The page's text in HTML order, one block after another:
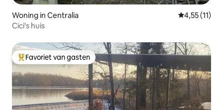
Woning in Centralia Gemiddelde
4,55 (11)
Cici's huis
Topfavoriet van gasten
Favoriet van gasten